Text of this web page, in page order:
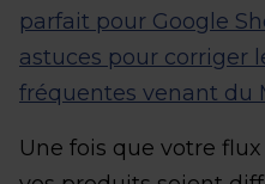
parfait pour Google
astuces pour corriger
fréquentes venant du
Une fois que votre